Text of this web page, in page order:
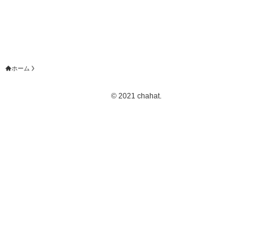
ホーム
©2021 chahat.